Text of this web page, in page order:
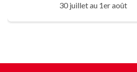
30 juillet au 1er août